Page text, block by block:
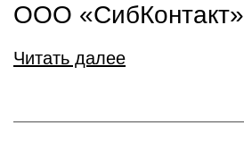
ООО «СибКонтакт»
Читать далее